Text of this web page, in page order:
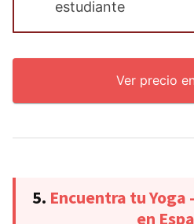
estudiante
Ver precio
5. Encuentra tu Yoga
en